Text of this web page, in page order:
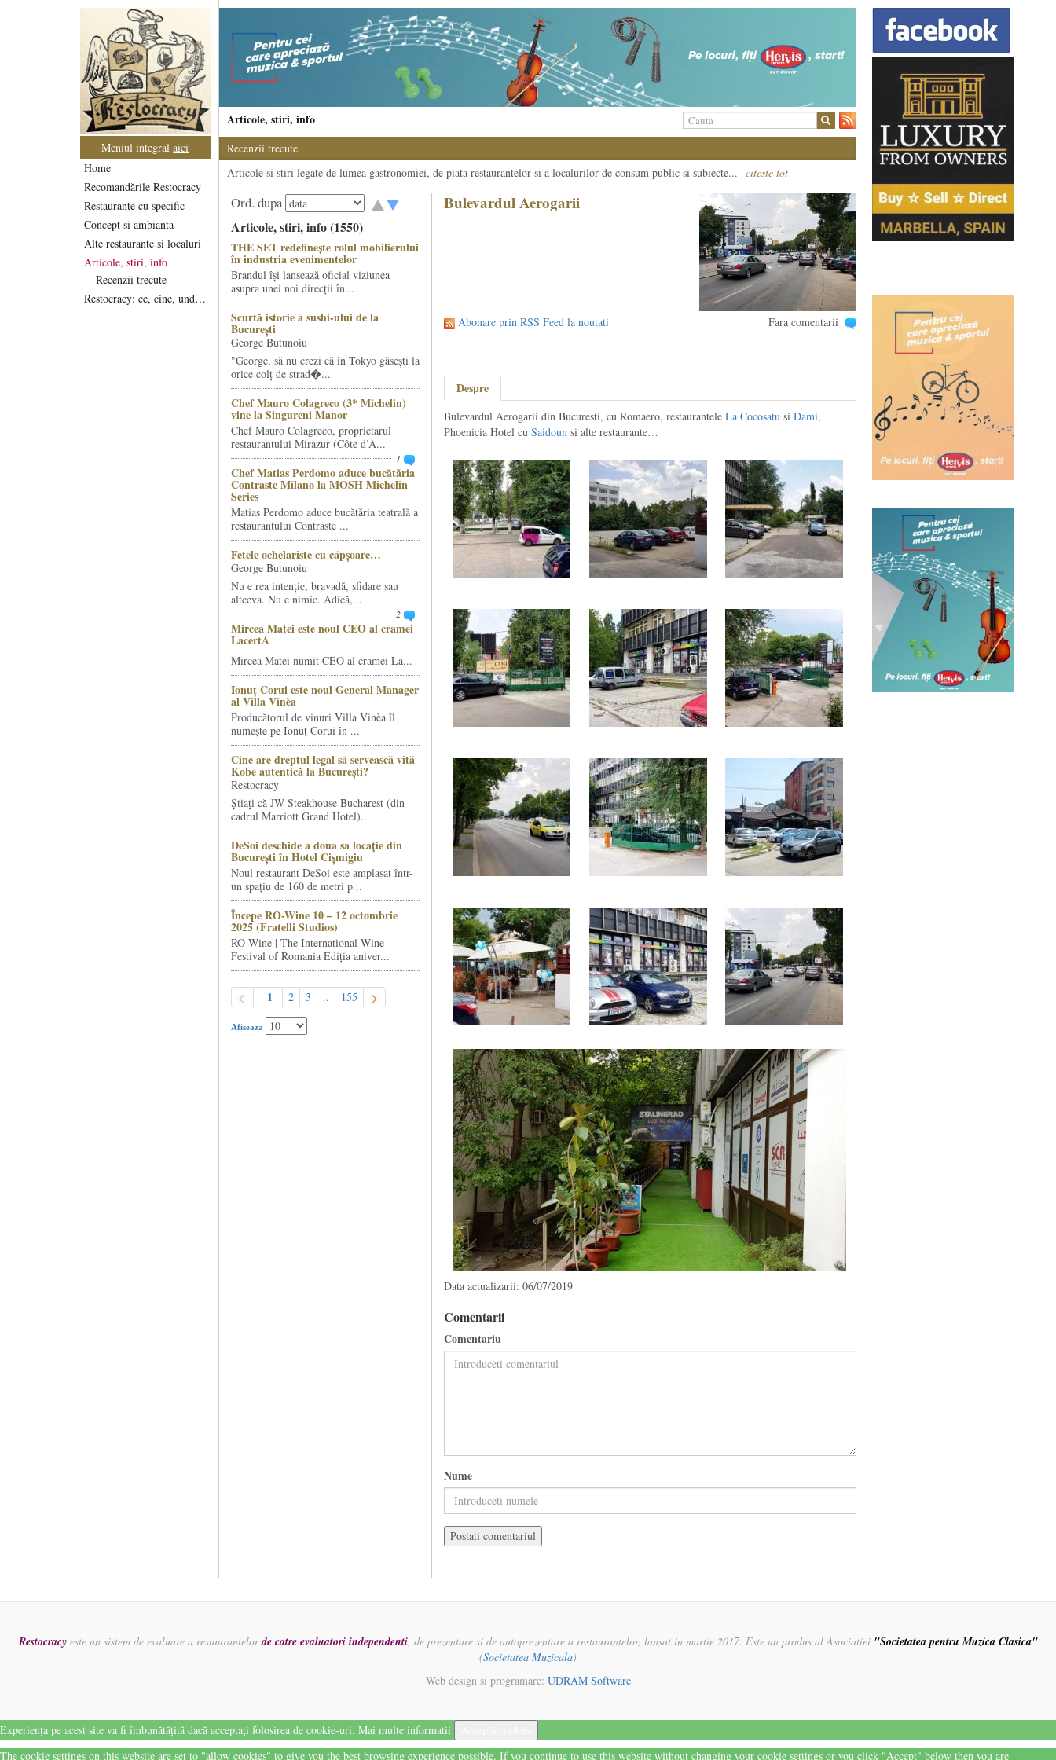
Meniul integralaici
Home
Recomandările Restocracy
Restaurante cu specific
Concept si ambianta
Alte restaurante si localuri
Articole, stiri, info
Recenzii trecute
Restocracy: ce, cine, unde...
Articole, stiri, info
Recenzii trecute
Articole si stiri legate de lumea gastronomiei, de piata restaurantelor si a localurilor de consum public si subiecte... citeste tot
Ord. dupa
Articole, stiri, info (1550)
THE SET redefinește rolul mobilierului
în industria evenimentelor
Brandul își lansează oficial viziunea
asupra unei noi direcții în...
Scurtă istorie a sushi-ului de la
București
George Butunoiu
"George, să nu crezi că în Tokyo găsești la
orice colț de strad�...
Chef Mauro Colagreco (3* Michelin)
vine la Singureni Manor
Chef Mauro Colagreco, proprietarul
restaurantului Mirazur (Côte d’A...
1
Chef Matias Perdomo aduce bucătăria
Contraste Milano la MOSH Michelin
Series
Matias Perdomo aduce bucătăria teatrală a
restaurantului Contraste ...
Fetele ochelariste cu căpșoare…
George Butunoiu
Nu e rea intenție, bravadă, sfidare sau
altceva. Nu e nimic. Adică,...
2
Mircea Matei este noul CEO al cramei
LacertA
Mircea Matei numit CEO al cramei La...
Ionuț Corui este noul General Manager
al Villa Vinèa
Producătorul de vinuri Villa Vinèa îl
numește pe Ionuț Corui în ...
Cine are dreptul legal să servească vită
Kobe autentică la București?
Restocracy
Știați că JW Steakhouse Bucharest (din
cadrul Marriott Grand Hotel)...
DeSoi deschide a doua sa locație din
București în Hotel Cișmigiu
Noul restaurant DeSoi este amplasat într-
un spațiu de 160 de metri p...
Începe RO-Wine 10 – 12 octombrie
2025 (Fratelli Studios)
RO-Wine | The International Wine
Festival of Romania Ediția aniver...
1 2 3 .. 155
Afiseaza
Bulevardul Aerogarii
Abonare prin RSS Feed la noutati Fara comentarii
Despre
Bulevardul Aerogarii din Bucuresti, cu Romaero, restaurantele La Cocosatusi Dami,
Phoenicia Hotel cu Saidounsi alte restaurante…
Data actualizarii: 06/07/2019
Comentarii
Comentariu
Nume
Restocracyeste un sistem de evaluare a restaurantelorde catre evaluatori independenti, de prezentare si de autoprezentare a restaurantelor, lansat in martie 2017. Este un produs al Asociatiei "Societatea pentru Muzica Clasica"
(Societatea Muzicala)
Web design si programare: UDRAM Software
Experiența pe acest site va fi îmbunătățită dacă acceptați folosirea de cookie-uri. Mai multe informatii
The cookie settings on this website are set to "allow cookies" to give you the best browsing experience possible. If you continue to use this website without changing your cookie settings or you click "Accept" below then you are